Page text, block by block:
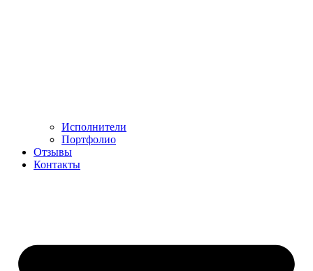
Исполнители
Портфолио
Отзывы
Контакты